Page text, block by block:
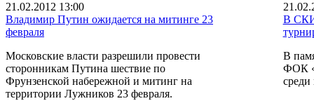
21.02.2012 13:00
Владимир Путин ожидается на митинге 23
февраля
Московские власти разрешили провести
сторонникам Путина шествие по
Фрунзенской набережной и митинг на
территории Лужников 23 февраля.
В
В
ФОК